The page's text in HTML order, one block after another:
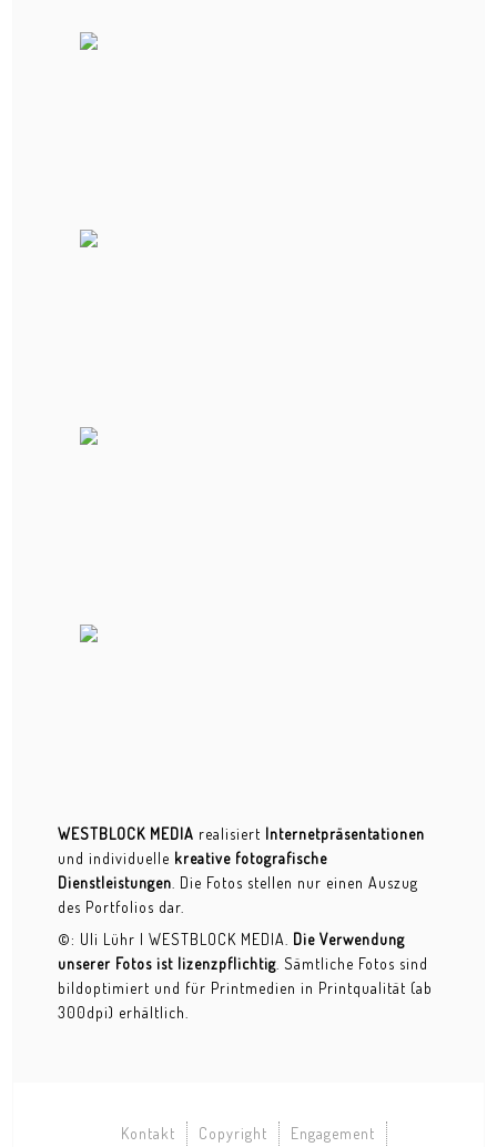
WESTBLOCK MEDIA realisiert Internetpräsentationen
und individuelle kreative fotografische
Dienstleistungen . Die Fotos stellen nur einen Auszug
des Portfolios dar.
©: Uli Lühr | WESTBLOCK MEDIA. Die Verwendung
unserer Fotos ist lizenzpflichtig . Sämtliche Fotos sind
bildoptimiert und für Printmedien in Printqualität (ab
300dpi) erhältlich.
Kontakt Copyright Engagement